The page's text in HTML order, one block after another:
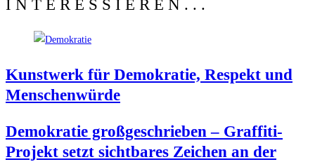
INTERESSIEREN...
Kunst­werk für Demo­kra­tie, Respekt und
Menschenwürde
Demo­kra­tie groß­ge­schrie­ben – Graf­fi­ti-
Pro­jekt setzt sicht­ba­res Zei­chen an der